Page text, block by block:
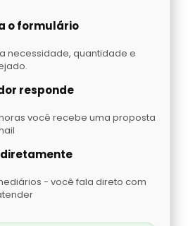
o formulário
necessidade, quantidade e
responde
você recebe uma proposta
- você fala direto com